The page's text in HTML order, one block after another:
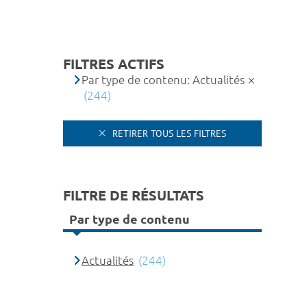
FILTRES ACTIFS
Par type de contenu: Actualités
(244)
RETIRER TOUS LES FILTRES
FILTRE DE RÉSULTATS
Par type de contenu
Actualités (244)